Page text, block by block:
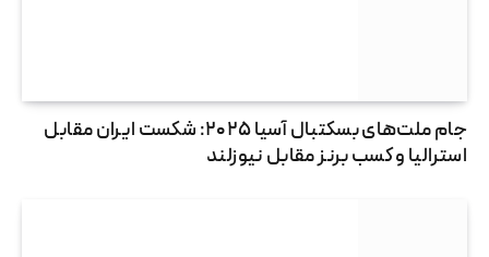
جام ملت‌های بسکتبال آسیا ۲۰۲۵: شکست ایران مقابل
استرالیا و کسب برنز مقابل نیوزلند